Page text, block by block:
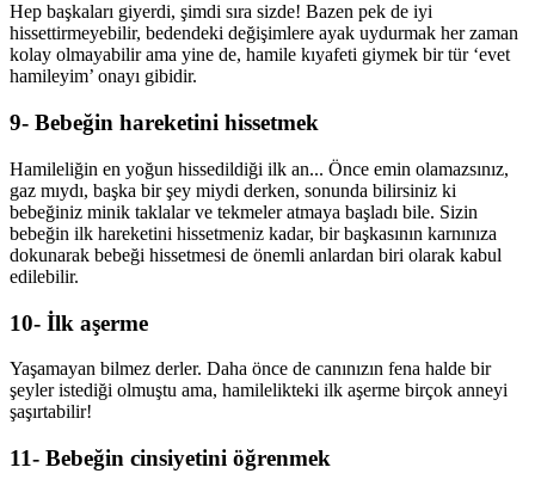
Hep başkaları giyerdi, şimdi sıra sizde! Bazen pek de iyi
hissettirmeyebilir, bedendeki değişimlere ayak uydurmak her zaman
kolay olmayabilir ama yine de, hamile kıyafeti giymek bir tür ‘evet
hamileyim’ onayı gibidir.
9- Bebeğin hareketini hissetmek
Hamileliğin en yoğun hissedildiği ilk an... Önce emin olamazsınız,
gaz mıydı, başka bir şey miydi derken, sonunda bilirsiniz ki
bebeğiniz minik taklalar ve tekmeler atmaya başladı bile. Sizin
bebeğin ilk hareketini hissetmeniz kadar, bir başkasının karnınıza
dokunarak bebeği hissetmesi de önemli anlardan biri olarak kabul
edilebilir.
10- İlk aşerme
Yaşamayan bilmez derler. Daha önce de canınızın fena halde bir
şeyler istediği olmuştu ama, hamilelikteki ilk aşerme birçok anneyi
şaşırtabilir!
11- Bebeğin cinsiyetini öğrenmek